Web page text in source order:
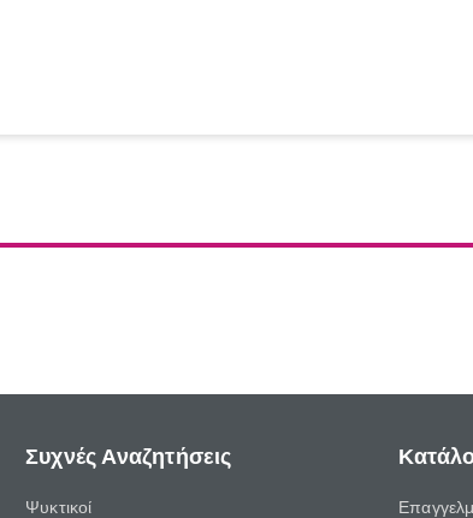
Συχνές Αναζητήσεις
Ψυκτικοί